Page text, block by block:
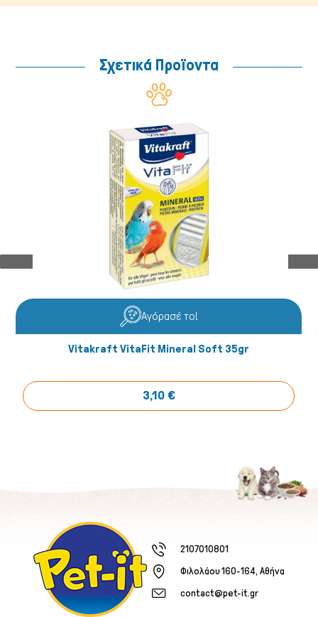
Ψάρια/Ερπετά
Σχετικά Προϊοντα
Αγόρασέ το!
Vitakraft VitaFit Mineral Soft 35gr
3,10 €
2107010801
Φιλολάου 160-164, Αθήνα
contact@pet-it.gr